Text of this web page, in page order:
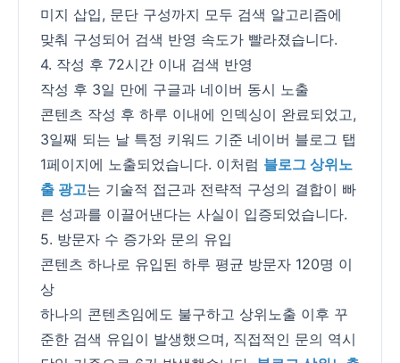
미지 삽입, 문단 구성까지 모두 검색 알고리즘에
맞춰 구성되어 검색 반영 속도가 빨라졌습니다.
4. 작성 후 72시간 이내 검색 반영
작성 후 3일 만에 구글과 네이버 동시 노출
콘텐츠 작성 후 하루 이내에 인덱싱이 완료되었고,
3일째 되는 날 특정 키워드 기준 네이버 블로그 탭
1페이지에 노출되었습니다. 이처럼 블로그 상위노
출 광고는 기술적 접근과 전략적 구성의 결합이 빠
른 성과를 이끌어낸다는 사실이 입증되었습니다.
5. 방문자 수 증가와 문의 유입
콘텐츠 하나로 유입된 하루 평균 방문자 120명 이
상
하나의 콘텐츠임에도 불구하고 상위노출 이후 꾸
준한 검색 유입이 발생했으며, 직접적인 문의 역시